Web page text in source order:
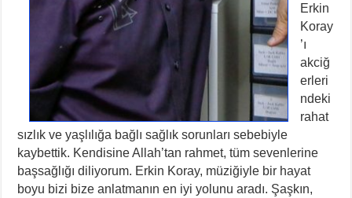
Erkin
Koray
’ı
akciğ
erleri
ndeki
rahat
sızlık ve yaşlılığa bağlı sağlık sorunları sebebiyle
kaybettik. Kendisine Allah’tan rahmet, tüm sevenlerine
başsağlığı diliyorum. Erkin Koray, müziğiyle bir hayat
boyu bizi bize anlatmanın en iyi yolunu aradı. Şaşkın,